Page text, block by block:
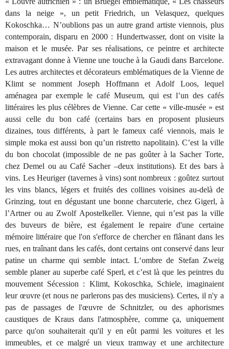
dans la neige », un petit Friedrich, un Velasquez, quelques
Kokoschka… N’oublions pas un autre grand artiste viennois, plus
contemporain, disparu en 2000 : Hundertwasser, dont on visite la
maison et le musée. Par ses réalisations, ce peintre et architecte
extravagant donne à Vienne une touche à la Gaudi dans Barcelone.
Les autres architectes et décorateurs emblématiques de la Vienne de
Klimt se nomment Joseph Hoffmann et Adolf Loos, lequel
aménagea par exemple le café Museum, qui est l’un des cafés
littéraires les plus célèbres de Vienne. Car cette « ville-musée » est
aussi celle du bon café (certains bars en proposent plusieurs
dizaines, tous différents, à part le fameux café viennois, mais le
simple moka est aussi bon qu’un ristretto napolitain). C’est la ville
du bon chocolat (impossible de ne pas goûter à la Sacher Torte,
chez Demel ou au Café Sacher –deux institutions). Et des bars à
vins. Les Heuriger (tavernes à vins) sont nombreux : goûtez surtout
les vins blancs, légers et fruités des collines voisines au-delà de
Grinzing, tout en dégustant une bonne charcuterie, chez Gigerl, à
l’Artner ou au Zwolf Apostelkeller. Vienne, qui n’est pas la ville
des buveurs de bière, est également le repaire d'une certaine
mémoire littéraire que l'on s'efforce de chercher en flânant dans les
rues, en traînant dans les cafés, dont certains ont conservé dans leur
patine un charme qui semble intact. L‘ombre de Stefan Zweig
semble planer au superbe café Sperl, et c’est là que les peintres du
mouvement Sécession : Klimt, Kokoschka, Schiele, imaginaient
leur œuvre (et nous ne parlerons pas des musiciens). Certes, il n'y a
pas de passages de l'œuvre de Schnitzler, ou des aphorismes
caustiques de Kraus dans l'atmosphère, comme ça, uniquement
parce qu'on souhaiterait qu'il y en eût parmi les voitures et les
immeubles, et ce malgré un vieux tramway et une architecture